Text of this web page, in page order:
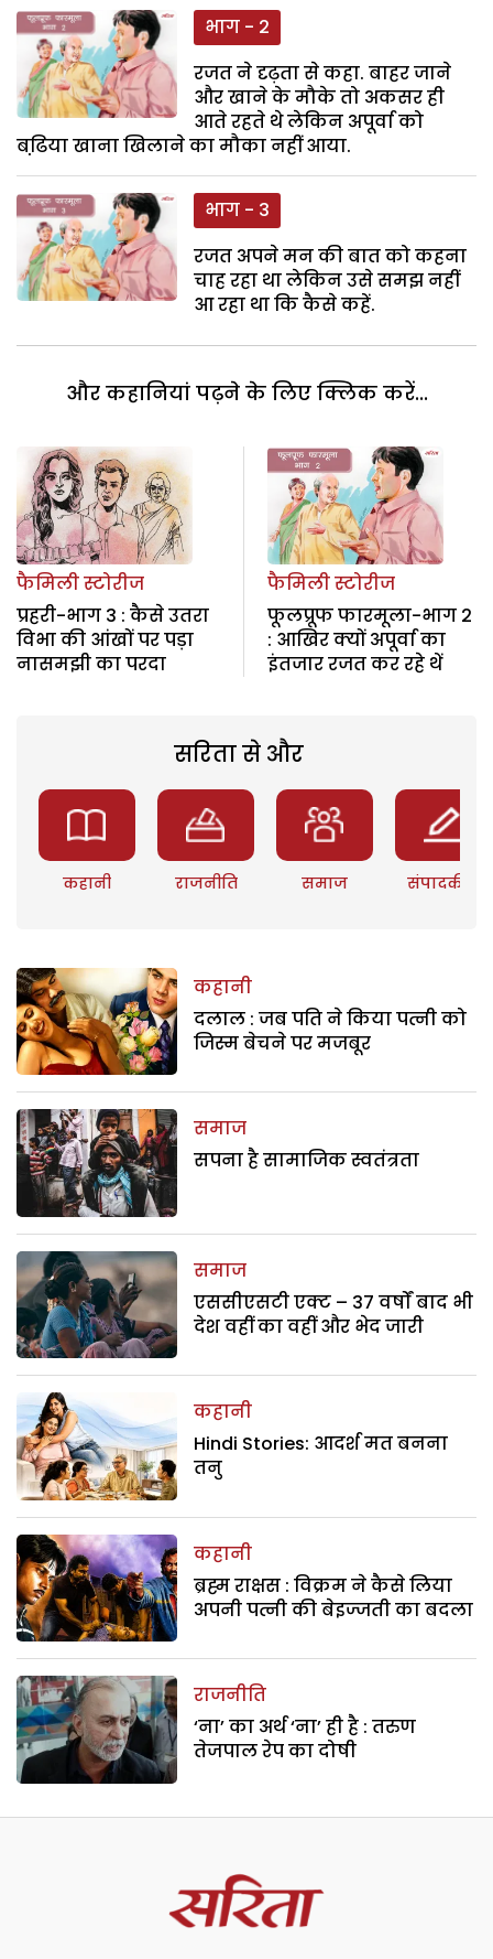
भाग - 2
रजत ने दृढ़ता से कहा. बाहर जाने
और खाने के मौके तो अकसर ही
आते रहते थे लेकिन अपूर्वा को
बढि़या खाना खिलाने का मौका नहीं आया.
भाग - 3
रजत अपने मन की बात को कहना
चाह रहा था लेकिन उसे समझ नहीं
आ रहा था कि कैसे कहें.
और कहानियां पढ़ने के लिए क्लिक करें...
फैमिली स्टोरीज
प्रहरी-भाग 3 : कैसे उतरा
विभा की आंखों पर पड़ा
नासमझी का परदा
फैमिली स्टोरीज
फूलप्रूफ फारमूला-भाग 2
: आखिर क्यों अपूर्वा का
इंतजार रजत कर रहे थें
सरिता से और
कहानी राजनीति समाज संपादकीय
कहानी
दलाल : जब पति ने किया पत्नी को
जिस्म बेचने पर मजबूर
समाज
सपना है सामाजिक स्वतंत्रता
समाज
एससीएसटी एक्ट – 37 वर्षों बाद भी
देश वहीं का वहीं और भेद जारी
कहानी
Hindi Stories: आदर्श मत बनना
तनु
कहानी
ब्रह्म राक्षस : विक्रम ने कैसे लिया
अपनी पत्नी की बेइज्जती का बदला
राजनीति
‘ना’ का अर्थ ‘ना’ ही है : तरुण
तेजपाल रेप का दोषी